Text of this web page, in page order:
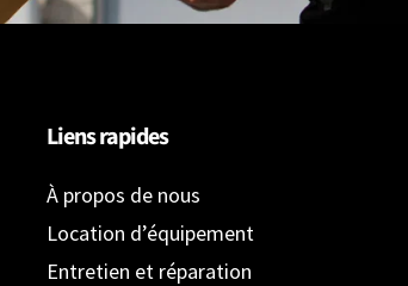
Liens rapides
À propos de nous
Location d’équipement
Entretien et réparation